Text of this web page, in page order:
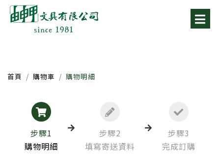
首頁 購物車 購物明細
步驟1
購物明細
步驟2
填寫寄送資料
步驟3
完成訂購